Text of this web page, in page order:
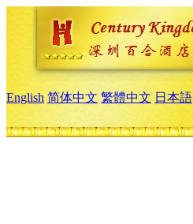
English 简体中文 繁體中文 日本語